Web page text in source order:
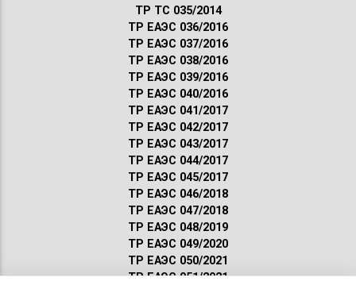
ТР ТС 035/2014
ТР ЕАЭС 036/2016
ТР ЕАЭС 037/2016
ТР ЕАЭС 038/2016
ТР ЕАЭС 039/2016
ТР ЕАЭС 040/2016
ТР ЕАЭС 041/2017
ТР ЕАЭС 042/2017
ТР ЕАЭС 043/2017
ТР ЕАЭС 044/2017
ТР ЕАЭС 045/2017
ТР ЕАЭС 046/2018
ТР ЕАЭС 047/2018
ТР ЕАЭС 048/2019
ТР ЕАЭС 049/2020
ТР ЕАЭС 050/2021
ТР ЕАЭС 051/2021